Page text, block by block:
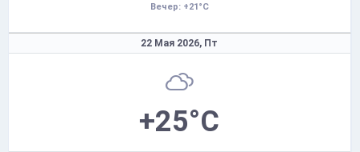
Вечер: +21°C
22 Мая 2026, Пт
+25°C